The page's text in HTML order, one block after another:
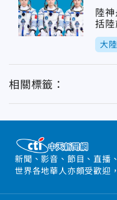
陸
括陸
大陸
相關標籤：
新聞、影音、節目、直播
世界各地華人亦頗受歡迎